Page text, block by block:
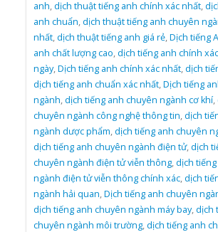
anh,dịch thuật tiếng anh chính xác nhất,
anh chuẩn,dịch thuật tiếng anh chuyên
nhất,dịch thuật tiếng anh giá rẻ,Dịch tiếng
anh chất lượng cao,dịch tiếng anh chính
ngày,Dịch tiếng anh chính xác nhất,dịch
dịch tiếng anh chuẩn xác nhất,Dịch tiếng
ngành,dịch tiếng anh chuyên ngành cơ khí,
chuyên ngành công nghệ thông tin,dịch
ngành dược phẩm,dịch tiếng anh chuyên
dịch tiếng anh chuyên ngành điện tử,dịch
chuyên ngành điện tử viễn thông,dịch
ngành điện tử viễn thông chính xác,dịch
ngành hải quan,Dịch tiếng anh chuyên
dịch tiếng anh chuyên ngành máy bay,dịch
chuyên ngành môi trường,dịch tiếng anh